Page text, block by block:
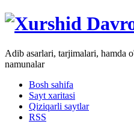
Adib asarlari, tarjimalari, hamda
namunalar
Bosh sahifa
Sayt xaritasi
Qiziqarli saytlar
RSS